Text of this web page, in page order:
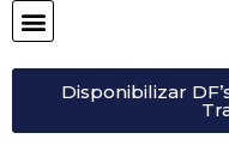
Disponibilizar